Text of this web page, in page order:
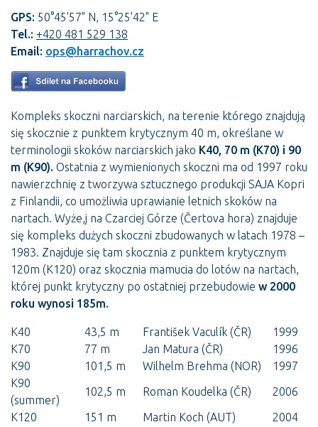
GPS: 50°45'57" N, 15°25'42" E
Tel.: +420 481 529 138
Email: ops@harrachov.cz
Kompleks skoczni narciarskich, na terenie którego znajdują
się skocznie z punktem krytycznym 40 m, określane w
terminologii skoków narciarskich jako K40, 70 m (K70) i 90
m (K90). Ostatnia z wymienionych skoczni ma od 1997 roku
nawierzchnię z tworzywa sztucznego produkcji SAJA Kopri
z Finlandii, co umożliwia uprawianie letnich skoków na
nartach. Wyże,j na Czarciej Górze (Čertova hora) znajduje
się kompleks dużych skoczni zbudowanych w latach 1978 –
1983. Znajduje się tam skocznia z punktem krytycznym
120m (K120) oraz skocznia mamucia do lotów na nartach,
której punkt krytyczny po ostatniej przebudowie w 2000
roku wynosi 185m.
K40 43,5 m František Vaculík (ČR)
1999
K70
77 m Jan Matura (ČR)
1996
K90
101,5 m Wilhelm Brehma (NOR)
1997
K90
(summer)
102,5 m Roman Koudelka (ČR)
2006
K120
151 m Martin Koch (AUT)
2004